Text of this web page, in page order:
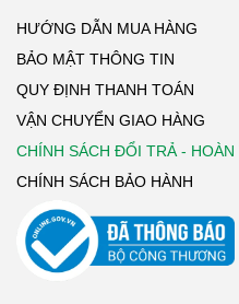
HƯỚNG DẪN MUA HÀNG
BẢO MẬT THÔNG TIN
QUY ĐỊNH THANH TOÁN
VẬN CHUYỂN GIAO HÀNG
CHÍNH SÁCH ĐỔI TRẢ - HOÀN
CHÍNH SÁCH BẢO HÀNH